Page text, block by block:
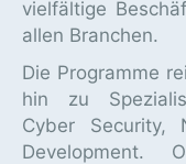
vielfältige
allen Branchen.
Die Programme
hin zu
Cyber Security,